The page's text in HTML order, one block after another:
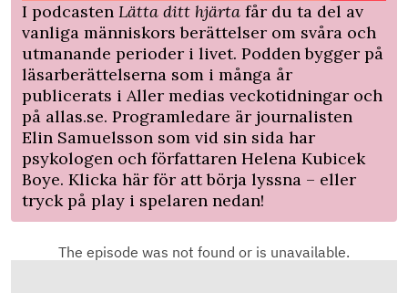
I podcasten Lätta ditt hjärta får du ta del av
vanliga människors berättelser om svåra och
utmanande perioder i livet. Podden bygger på
läsarberättelserna som i många år
publicerats i Aller medias veckotidningar och
på allas.se. Programledare är journalisten
Elin Samuelsson som vid sin sida har
psykologen och författaren Helena Kubicek
Boye. Klicka här för att börja lyssna – eller
tryck på play i spelaren nedan!